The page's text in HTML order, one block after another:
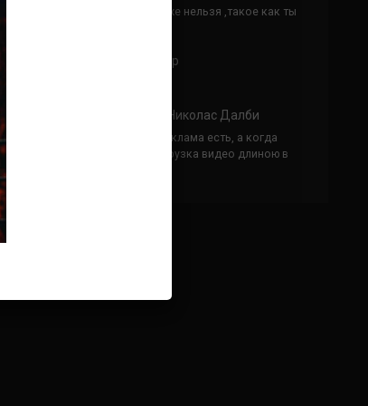
Кусок говна ты, существом даже нельзя ,такое как ты
Конор МакГрегор
Рэнди Браун — Николас Далби
не запускается ни один бой, реклама есть, а когда
заканчивается начинается загрузка видео длиною в
жизнь. Исправьте пожалуйста